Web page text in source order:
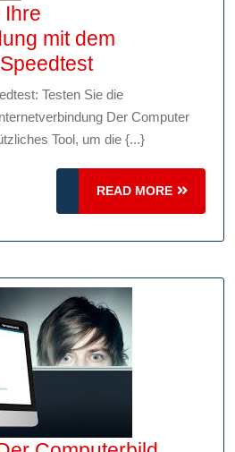
Ihre
mit dem
Optimieren
Sie
Ihre
mit
dem
Computer
Bild
Testen Sie die
Der Computer
Tool, um die {...}
READ MORE
READ
MORE